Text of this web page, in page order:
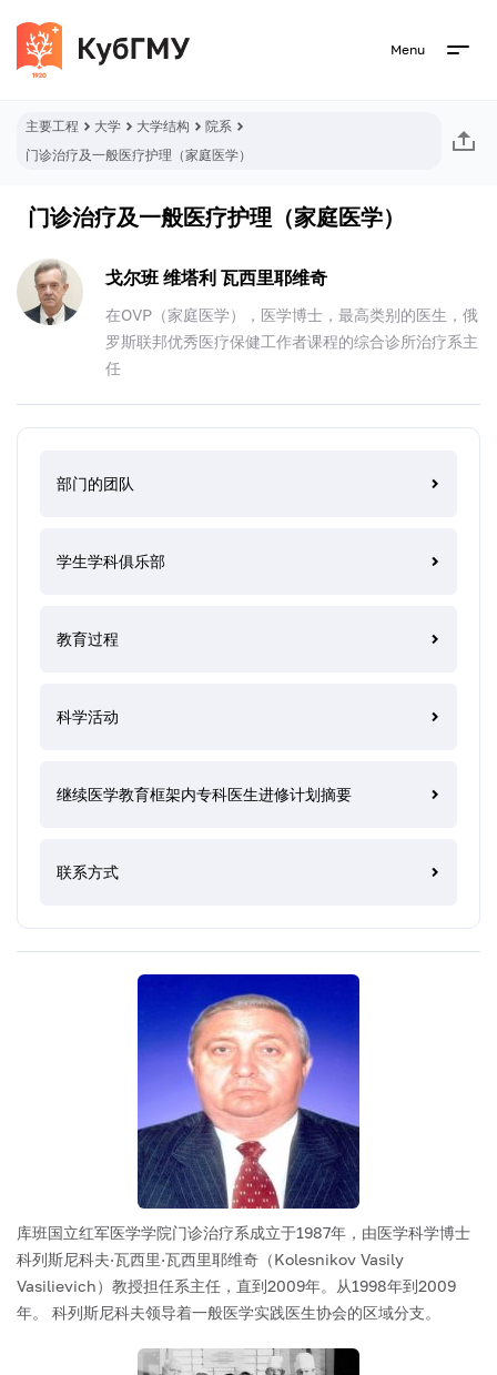
Menu
主要工程 大学 大学结构
院系
门诊治疗及一般医疗护理（家庭医学）
门诊治疗及一般医疗护理（家庭医学）
戈尔班 维塔利 瓦西里耶维奇
在OVP（家庭医学），医学博士，最高类别的医生，俄
罗斯联邦优秀医疗保健工作者课程的综合诊所治疗系主
任
部门的团队
学生学科俱乐部
教育过程
科学活动
继续医学教育框架内专科医生进修计划摘要
联系方式
库班国立红军医学学院门诊治疗系成立于1987年，由医学科学博士
科列斯尼科夫·瓦西里·瓦西里耶维奇（Kolesnikov Vasily
Vasilievich）教授担任系主任，直到2009年。从1998年到2009
年。 科列斯尼科夫领导着一般医学实践医生协会的区域分支。